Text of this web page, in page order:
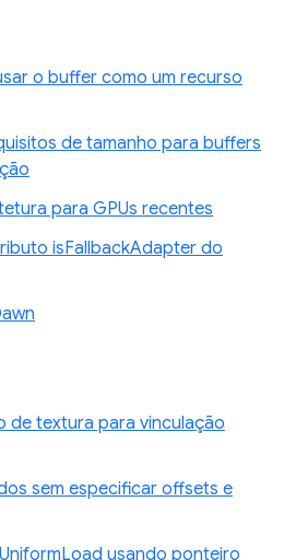
o buffer como um recurso
de tamanho para buffers
para GPUs recentes
isFallbackAdapter do
de textura para vinculação
sem especificar offsets e
usando ponteiro